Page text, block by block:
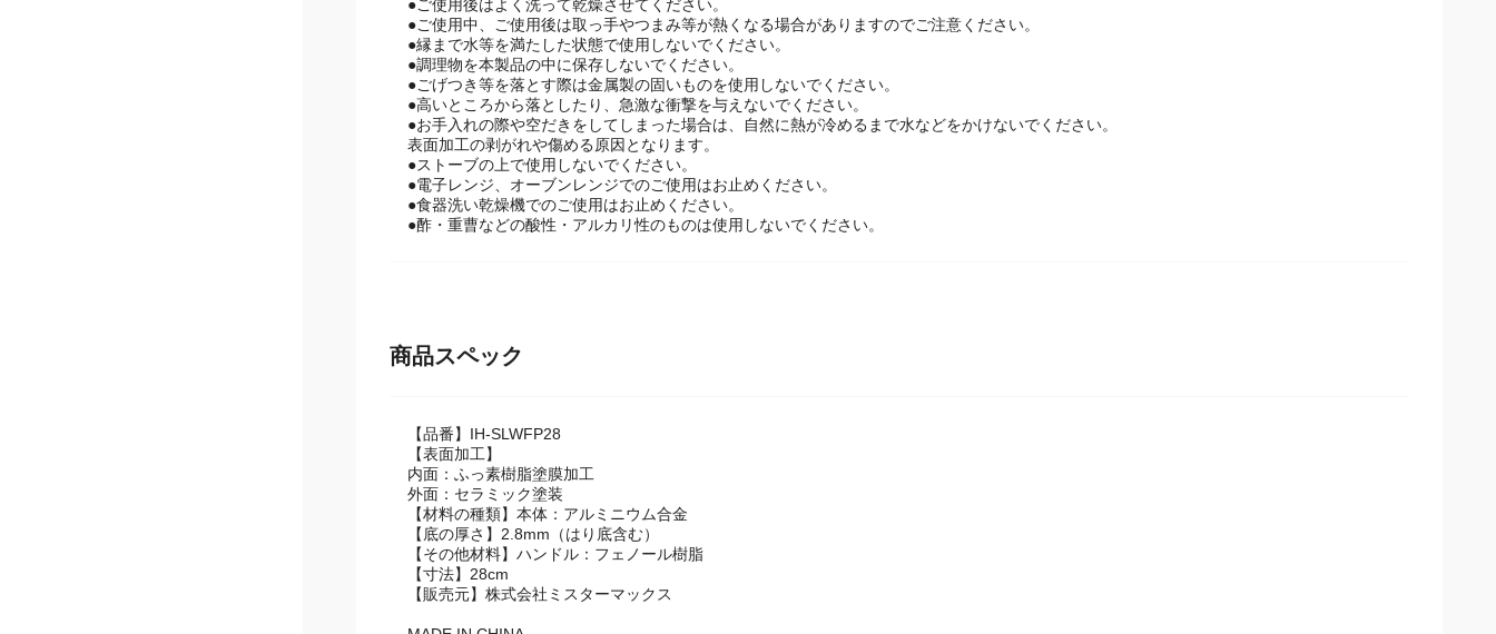
●予熱や加熱は「中火」以下に調整し、30秒以上は予熱をしないでください。
●ご使用後はよく洗って乾燥させてください。
●ご使用中、ご使用後は取っ手やつまみ等が熱くなる場合がありますのでご注意ください。
●縁まで水等を満たした状態で使用しないでください。
●調理物を本製品の中に保存しないでください。
●ごげつき等を落とす際は金属製の固いものを使用しないでください。
●高いところから落としたり、急激な衝撃を与えないでください。
●お手入れの際や空だきをしてしまった場合は、自然に熱が冷めるまで水などをかけないでください。
表面加工の剥がれや傷める原因となります。
●ストーブの上で使用しないでください。
●電子レンジ、オーブンレンジでのご使用はお止めください。
●食器洗い乾燥機でのご使用はお止めください。
【品番】IH-SLWFP28
【表面加工】
内面：ふっ素樹脂塗膜加工
外面：セラミック塗装
【材料の種類】本体：アルミニウム合金
【底の厚さ】2.8mm（はり底含む）
【その他材料】ハンドル：フェノール樹脂
【寸法】28cm